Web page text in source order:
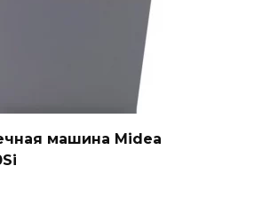
машина Midea